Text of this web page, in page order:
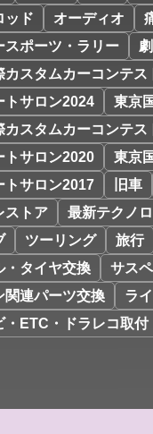
ッド
オーディオ
スポーツ・ラリー
カスタムカーコンテス
トサロン2024
東京
カスタムカーコンテス
トサロン2020
東京
トサロン2017
旧車
ストア
最新テクノ
ツーリング 旅行
・タイヤ交換
サス
関連パーツ交換
ラ
・ETC・ドラレコ取付